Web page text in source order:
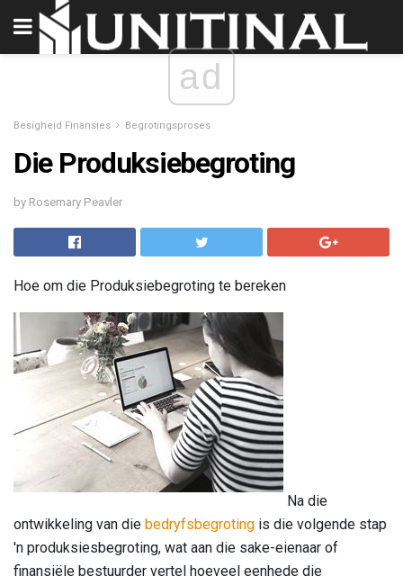
ad
Besigheid Finansies Begrotingsproses
Die Produksiebegroting
by Rosemary Peavler
Hoe om die Produksiebegroting te bereken
Na die
ontwikkeling van die bedryfsbegroting is die volgende stap
'n produksiesbegroting, wat aan die sake-eienaar of
finansiële bestuurder vertel hoeveel eenhede die